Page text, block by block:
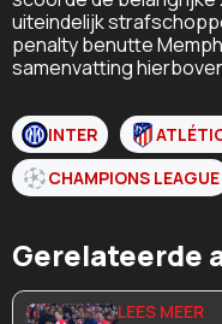
uiteindelijk
penalty benutte
samenvatting
INTER
CHAMPIONS LEAGUE
Gerelateerde